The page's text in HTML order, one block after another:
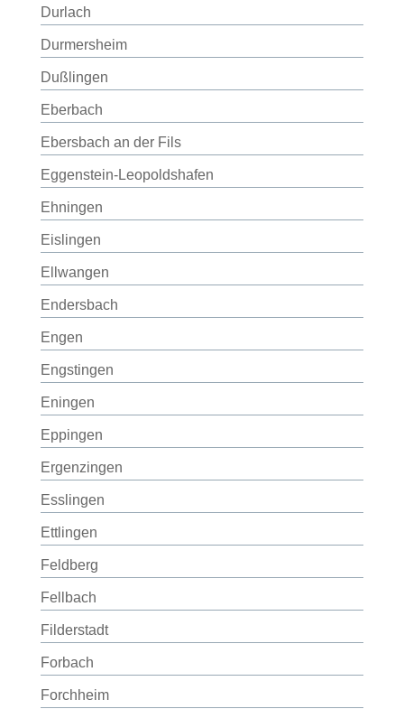
Durlach
Durmersheim
Dußlingen
Eberbach
Ebersbach an der Fils
Eggenstein-Leopoldshafen
Ehningen
Eislingen
Ellwangen
Endersbach
Engen
Engstingen
Eningen
Eppingen
Ergenzingen
Esslingen
Ettlingen
Feldberg
Fellbach
Filderstadt
Forbach
Forchheim